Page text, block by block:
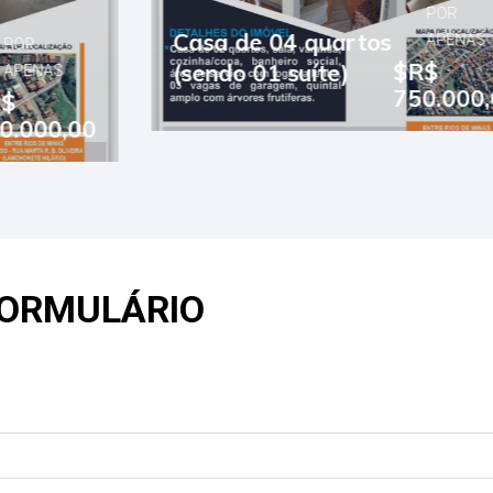
Casa de 04 quartos
(sendo 01 suíte)
POR
APENAS
$R$
750.000,00